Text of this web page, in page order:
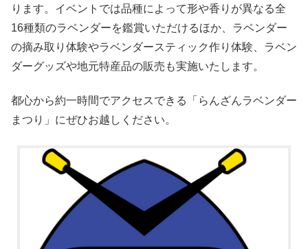
ります。イベントでは品種によって形や香りが異なる全
16種類のラベンダーを鑑賞いただけるほか、ラベンダー
の摘み取り体験やラベンダースティック作り体験、ラベン
ダーグッズや地元特産品の販売も実施いたします。
都心から約一時間でアクセスできる「らんざんラベンダー
まつり」にぜひお越しください。